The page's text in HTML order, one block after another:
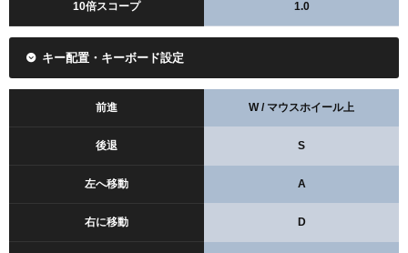
10倍スコープ 1.0
キー配置・キーボード設定
前進 W / マウスホイール上
後退 S
左へ移動 A
右に移動 D